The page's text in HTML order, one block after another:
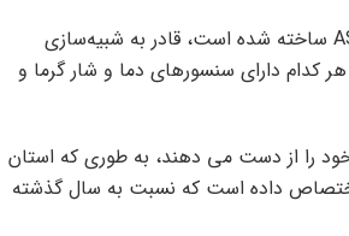
ANDI که توسط شرکت فناوری اندازه‌گیری حرارتی Thermatrics برای ASU ساخته شده است، قادر به شبیه‌سازی
35 سطح مختلف است که هر کدام دارای سنسورهای دما و شار گرما و
خود را از دست می دهند، به طوری که استان
425 مورد مرگ ناشی از گرما را در سال 2022 به خود اختصاص داده است که نسبت به سال گذشته